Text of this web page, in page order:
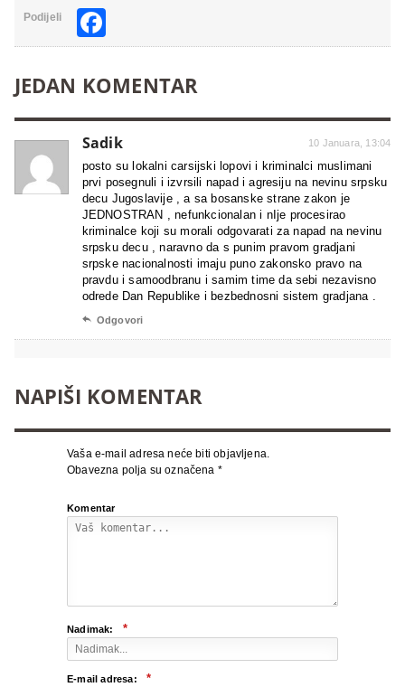
Podijeli
JEDAN KOMENTAR
Sadik 10 Januara, 13:04
posto su lokalni carsijski lopovi i kriminalci muslimani
prvi posegnuli i izvrsili napad i agresiju na nevinu srpsku
decu Jugoslavije , a sa bosanske strane zakon je
JEDNOSTRAN , nefunkcionalan i nIje procesirao
kriminalce koji su morali odgovarati za napad na nevinu
srpsku decu , naravno da s punim pravom gradjani
srpske nacionalnosti imaju puno zakonsko pravo na
pravdu i samoodbranu i samim time da sebi nezavisno
odrede Dan Republike i bezbednosni sistem gradjana .
 Odgovori
NAPIŠI KOMENTAR
Vaša e-mail adresa neće biti objavljena.
Obavezna polja su označena *
Komentar
Nadimak: *
E-mail adresa: *